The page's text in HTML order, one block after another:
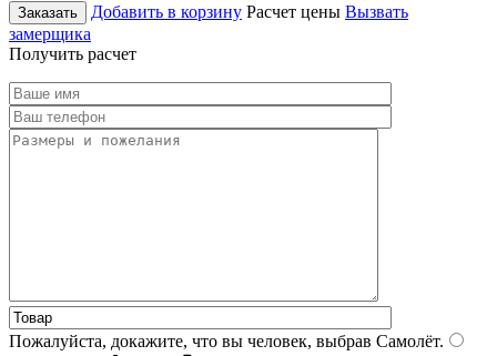
Заказать Добавить в корзину Расчет цены Вызвать
замерщика
Получить расчет
Пожалуйста, докажите, что вы человек, выбрав Самолёт.